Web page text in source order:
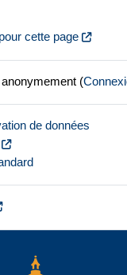
cette page
(
de données